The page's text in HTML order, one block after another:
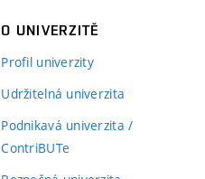
O UNIVERZITĚ
Profil univerzity
Udržitelná univerzita
Podnikavá univerzita /
ContriBUTe